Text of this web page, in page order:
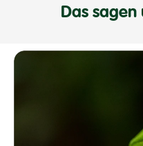
Das sagen